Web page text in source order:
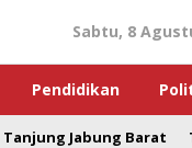
Sabtu, 8
Pendidikan
Tanjung Jabung Barat